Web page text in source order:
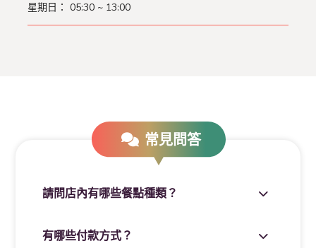
星期日： 05:30 ~ 13:00
常見問答
請問店內有哪些餐點種類？
有哪些付款方式？